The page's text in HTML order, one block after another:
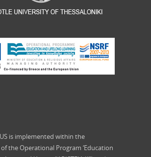
is implemented within the
the Operational Program ‘Education